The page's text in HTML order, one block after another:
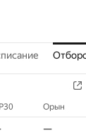
Орын
—
Орын
—